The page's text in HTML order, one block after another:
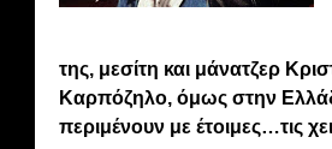
της, μεσίτη και μάνατζερ
Καρπόζηλο, όμως στην
περιμένουν με έτοιμες…τις